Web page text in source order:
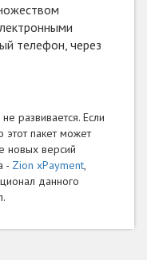
телефон, через
развивается. Если
этот пакет может
новых версий
- Zion xPayment
данного